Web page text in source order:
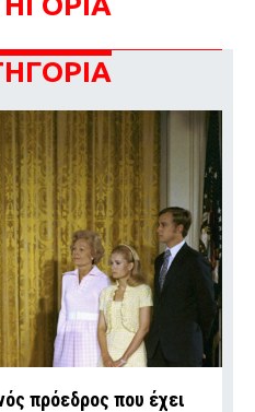
πρόεδρος που έχει